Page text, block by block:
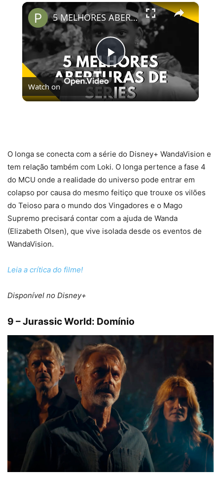
×
Play
Video
5 MELHORES ABERTURAS DE SÉRIES | Pipocas Tv #13
Watch on
O longa se conecta com a série do Disney+ WandaVision e
tem relação também com Loki. O longa pertence a fase 4
do MCU onde a realidade do universo pode entrar em
colapso por causa do mesmo feitiço que trouxe os vilões
do Teioso para o mundo dos Vingadores e o Mago
Supremo precisará contar com a ajuda de Wanda
(Elizabeth Olsen), que vive isolada desde os eventos de
WandaVision.
Leia a crítica do filme!
Disponível no Disney+
9 – Jurassic World: Domínio